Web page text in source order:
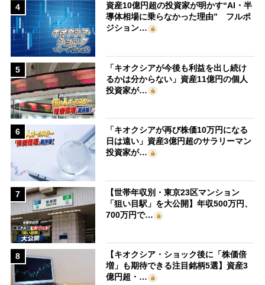
4
資産10億円超の投資家が明かす“AI・半
導体相場に乗らなかった理由” フルポ
ジション…
5
「キオクシアが今後も利益を出し続け
るかは分からない」資産11億円の個人
投資家が…
6
「キオクシアが再び株価10万円になる
日は遠い」資産3億円超のサラリーマン
投資家が…
7
【世帯年収別・東京23区マンション
「狙い目駅」を大公開】年収500万円、
700万円で…
8
【キオクシア・ショック後に「株価倍
増」も期待できる注目銘柄5選】資産3
億円超・…